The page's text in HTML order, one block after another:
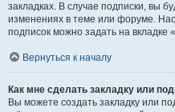
закладках. В случае подписки, вы
изменениях в теме или форуме.
подписок можно задать на вкладке
Вернуться к началу
Как мне сделать закладку или
Вы можете создать закладку или